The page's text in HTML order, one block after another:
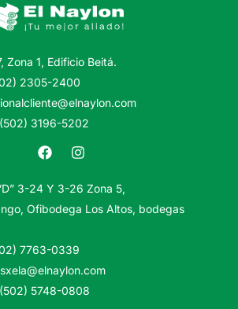
Zona 1, Edificio Beitá.
2305-2400
3196-5202
3-24 Y 3-26 Zona 5,
Ofibodega Los Altos, bodegas
7763-0339
5748-0808